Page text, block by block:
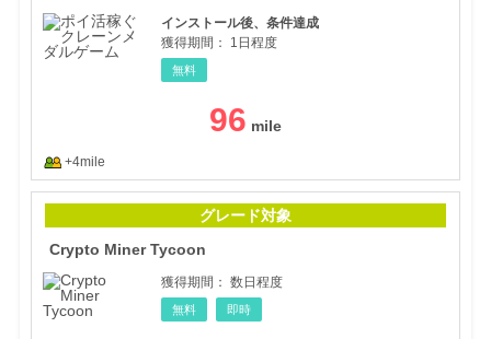
インストール後、条件達成
獲得期間：
1日程度
無料
96
+4mile
グレード対象
Crypto Miner Tycoon
獲得期間： 数日程度
無料 即時